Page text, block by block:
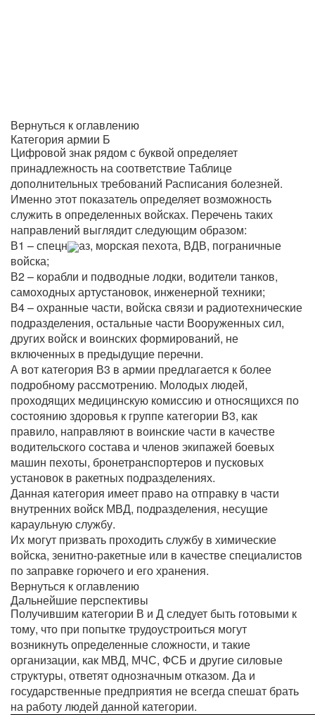
Вернуться к оглавлению
Категория армии Б
Цифровой знак рядом с буквой определяет
принадлежность на соответствие Таблице
дополнительных требований Расписания болезней.
Именно этот показатель определяет возможность
служить в определенных войсках. Перечень таких
направлений выглядит следующим образом:
В1 – спецн
аз, морская пехота, ВДВ, пограничные
войска;
В2 – корабли и подводные лодки, водители танков,
самоходных артустановок, инженерной техники;
В4 – охранные части, войска связи и радиотехнические
подразделения, остальные части Вооруженных сил,
других войск и воинских формирований, не
включенных в предыдущие перечни.
А вот категория В3 в армии предлагается к более
подробному рассмотрению. Молодых людей,
проходящих медицинскую комиссию и относящихся по
состоянию здоровья к группе категории В3, как
правило, направляют в воинские части в качестве
водительского состава и членов экипажей боевых
машин пехоты, бронетранспортеров и пусковых
установок в ракетных подразделениях.
Данная категория имеет право на отправку в части
внутренних войск МВД, подразделения, несущие
караульную службу.
Их могут призвать проходить службу в химические
войска, зенитно-ракетные или в качестве специалистов
по заправке горючего и его хранения.
Вернуться к оглавлению
Дальнейшие перспективы
Получившим категории В и Д следует быть готовыми к
тому, что при попытке трудоустроиться могут
возникнуть определенные сложности, и такие
организации, как МВД, МЧС, ФСБ и другие силовые
структуры, ответят однозначным отказом. Да и
государственные предприятия не всегда спешат брать
на работу людей данной категории.